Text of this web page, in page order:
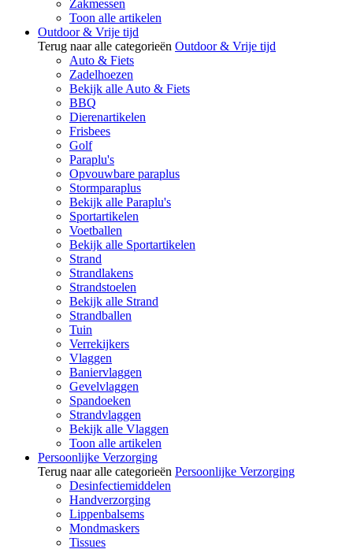
Zakmessen
Toon alle artikelen
Outdoor & Vrije tijd
Terug naar alle categorieën Outdoor & Vrije tijd
Auto & Fiets
Zadelhoezen
Bekijk alle Auto & Fiets
BBQ
Dierenartikelen
Frisbees
Golf
Paraplu's
Opvouwbare paraplus
Stormparaplus
Bekijk alle Paraplu's
Sportartikelen
Voetballen
Bekijk alle Sportartikelen
Strand
Strandlakens
Strandstoelen
Bekijk alle Strand
Strandballen
Tuin
Verrekijkers
Vlaggen
Baniervlaggen
Gevelvlaggen
Spandoeken
Strandvlaggen
Bekijk alle Vlaggen
Toon alle artikelen
Persoonlijke Verzorging
Terug naar alle categorieën Persoonlijke Verzorging
Desinfectiemiddelen
Handverzorging
Lippenbalsems
Mondmaskers
Tissues